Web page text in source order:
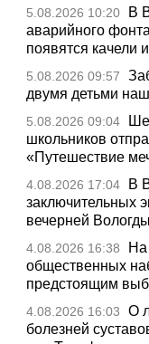
5.08.2026 10:20
В
аварийного
появятся качели
5.08.2026 09:57
двумя детьми
5.08.2026 09:04
школьников
«Путешествие
4.08.2026 17:04
В
заключительных
вечерней
4.08.2026 16:38
На
общественных
предстоящим
4.08.2026 16:03
О
болезней